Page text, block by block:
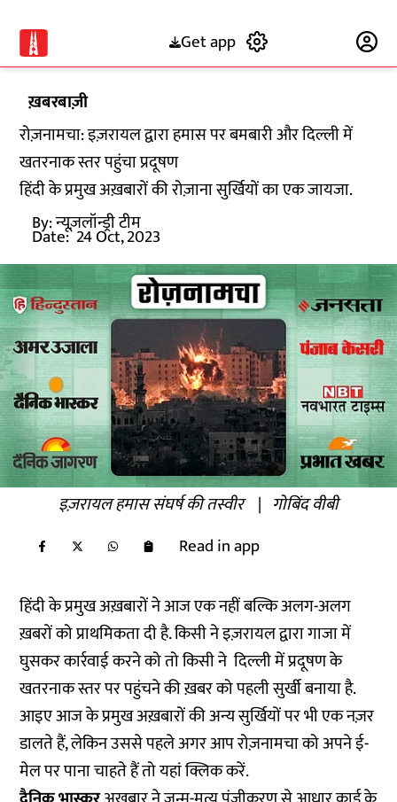
Get app
ख़बरबाज़ी
रोज़नामचा: इज़रायल द्वारा हमास पर बमबारी और दिल्ली में
खतरनाक स्तर पहुंचा प्रदूषण
हिंदी के प्रमुख अख़बारों की रोज़ाना सुर्खियों का एक जायजा.
By:न्यूज़लॉन्ड्री टीम
Date: 24 Oct, 2023
इज़रायल हमास संघर्ष की तस्वीर | गोबिंद वीबी
Read in app
हिंदी के प्रमुख अख़बारों ने आज एक नहीं बल्कि अलग-अलग
ख़बरों को प्राथमिकता दी है. किसी ने इज़रायल द्वारा गाजा में
घुसकर कार्रवाई करने को तो किसी ने दिल्ली में प्रदूषण के
खतरनाक स्तर पर पहुंचने की ख़बर को पहली सुर्खी बनाया है.
आइए आज के प्रमुख अख़बारों की अन्य सुर्खियों पर भी एक नज़र
डालते हैं, लेकिन उससे पहले अगर आप रोज़नामचा को अपने ई-
मेल पर पाना चाहते हैं तोयहांक्लिक करें.